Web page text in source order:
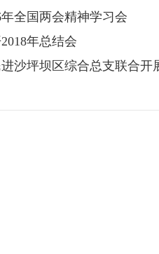
全国两会精神学习会
年总结会
沙坪坝区综合总支联合